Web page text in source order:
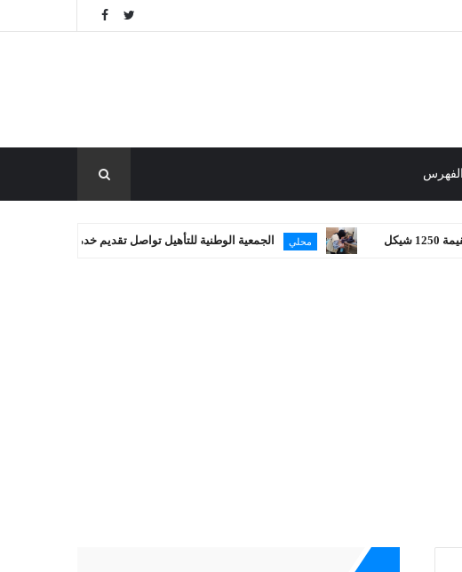
الفهرس
محلي الجمعية الوطنية للتأهيل تواصل تقديم خدماتها العلاجية في غزة